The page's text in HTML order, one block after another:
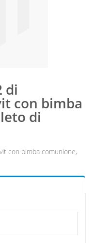
di
con bimba
di
con bimba comunione,